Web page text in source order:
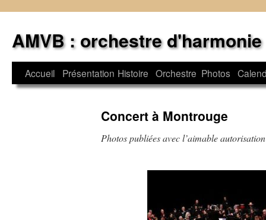
contenu
AMVB : orchestre d'harmonie
Accueil Présentation Histoire Orchestre Photos
Concert à Montrouge
Photos publiées avec l’aimable